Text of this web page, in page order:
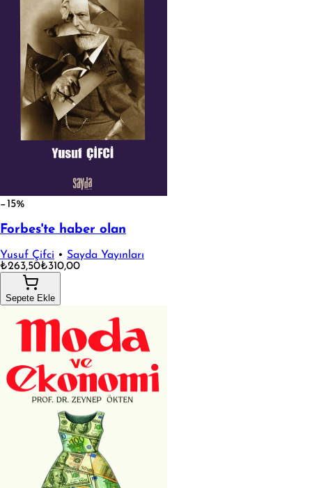
−15%
Forbes'te haber olan
Yusuf Çifci • Sayda Yayınları
₺263,50₺310,00
Sepete Ekle